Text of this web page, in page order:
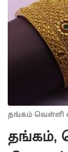
தங்கம் வெள்ளி
தங்கம்,